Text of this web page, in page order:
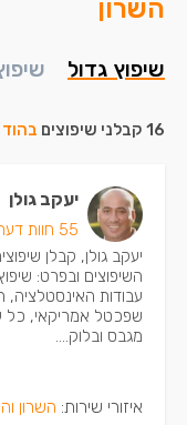
השרון
שיפוץ גדול
16 קבלני שיפוצים
יעקב גולן
55 חוות דעת
יעקב גולן, קבלן
השיפוצים ובפרט:
עבודות האינסטלציה,
שפכטל אמריקאי, כל
מגבס ובלוק....
איזורי שירות: השרון